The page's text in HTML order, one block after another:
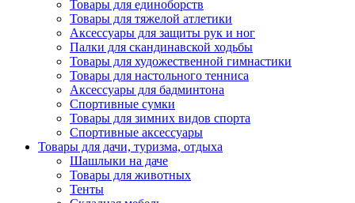
Товары для единоборств
Товары для тяжелой атлетики
Аксессуары для защиты рук и ног
Палки для скандинавской ходьбы
Товары для художественной гимнастики
Товары для настольного тенниса
Аксессуары для бадминтона
Спортивные сумки
Товары для зимних видов спорта
Спортивные аксессуары
Товары для дачи, туризма, отдыха
Шашлыки на даче
Товары для животных
Тенты